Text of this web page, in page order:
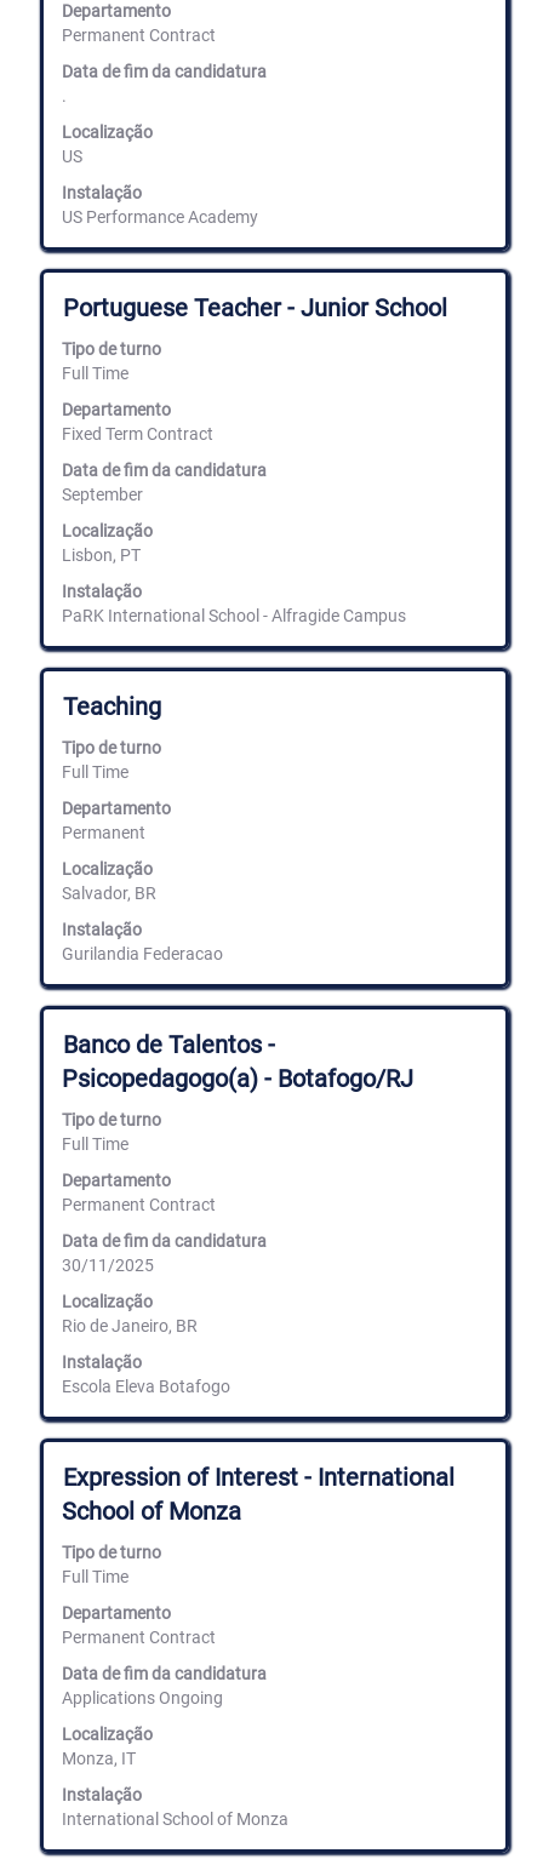
Departamento
Permanent Contract
Data de fim da candidatura
.
Localização
US
Instalação
US Performance Academy
espaços
para
os
conteúdos
completos
da
informação
de
emprego.
Título
Portuguese Teacher - Junior School
Tipo de turno
Full Time
Departamento
Fixed Term Contract
Data de fim da candidatura
September
Localização
Lisbon, PT
Instalação
PaRK International School - Alfragide Campus
Selecione
com
a
barra
espaços
para
os
conteúdos
completos
da
informação
de
emprego.
Título
Teaching
Tipo de turno
Full Time
Departamento
Permanent
Localização
Salvador, BR
Instalação
Gurilandia Federacao
Selecione
com
a
barra
espaços
para
os
conteúdos
completos
da
informação
de
emprego.
Título
Banco de Talentos -
Psicopedagogo(a) - Botafogo/RJ
Tipo de turno
Full Time
Departamento
Permanent Contract
Data de fim da candidatura
30/11/2025
Localização
Rio de Janeiro, BR
Instalação
Escola Eleva Botafogo
Selecione
com
a
de
espaços
ver
os
conteúdos
completos
da
informação
de
Título
Expression of Interest - International
School of Monza
Tipo de turno
Full Time
Departamento
Permanent Contract
Data de fim da candidatura
Applications Ongoing
Localização
Monza, IT
Instalação
International School of Monza
Selecione
com
a
de
espaços
ver
os
conteúdos
completos
da
informação
de